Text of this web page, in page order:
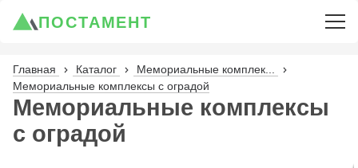
ПОСТАМЕНТ
Главная Каталог
Мемориальные комплек...
Мемориальные комплексы с оградой
Мемориальные комплексы
с оградой